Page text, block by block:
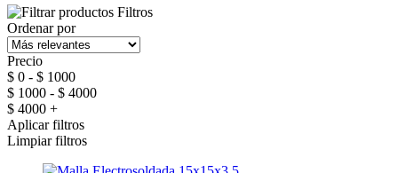
Filtros
Ordenar por
Precio
$ 0 - $ 1000
$ 1000 - $ 4000
$ 4000 +
Aplicar filtros
Limpiar filtros